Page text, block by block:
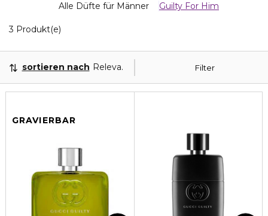
Alle Düfte für Männer Guilty For Him
3 Produkt(e)
Filter
sortieren nach Relevanz
GRAVIERBAR